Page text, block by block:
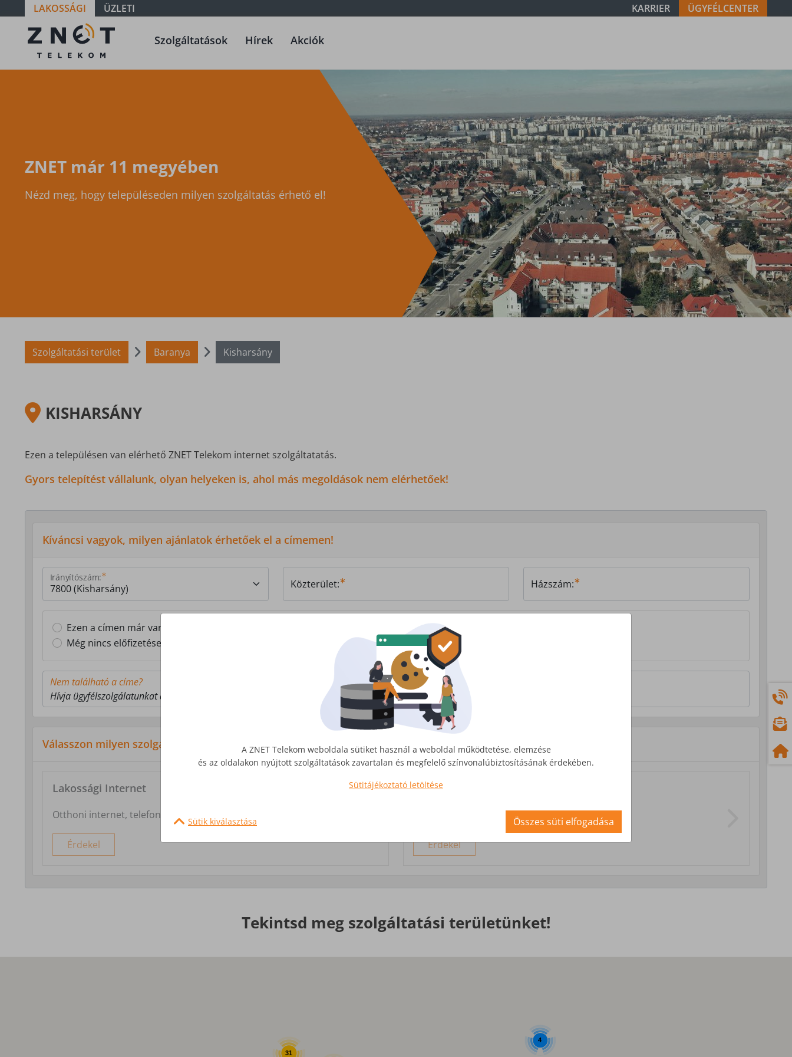
LAKOSSÁGI ÜZLETI KARRIER ÜGYFÉLCENTER
Szolgáltatási
terület -
Baranya -
Szolgáltatások Hírek Akciók
ZNET már 11 megyében
Nézd meg, hogy településeden milyen szolgáltatás érhető el!
Szolgáltatási terület Baranya Kisharsány
KISHARSÁNY
Ezen a településen van elérhető ZNET Telekom internet szolgáltatatás.
Gyors telepítést vállalunk, olyan helyeken is, ahol más megoldások nem elérhetőek!
Kíváncsi vagyok, milyen ajánlatok érhetőek el a címemen!
Irányítószám:
Közterület: Házszám:
Ezen a címen már van Z-NET előfizetésem
Még nincs előfizetésem ezen a címen
Nem található a címe?
Hívja ügyfélszolgálatunkat a 1277-es telefonszámon, vagy
írjon nekünk!
Válasszon milyen szolgáltatás érdekli!
Lakossági Internet
Otthoni internet, telefon és tv szolgáltatás
Érdekel
Üzleti Internet
Nagyobb igényekre, egyedi szolgáltatások
Érdekel
Tekintsd meg szolgáltatási területünket!
31
4
A ZNET Telekom weboldala sütiket használ a weboldal működtetése, elemzése
és az oldalakon nyújtott szolgáltatások zavartalan és megfelelő színvonalúbiztosításának érdekében.
Sütitájékoztató letöltése
Sütik kiválasztása Összes süti elfogadása